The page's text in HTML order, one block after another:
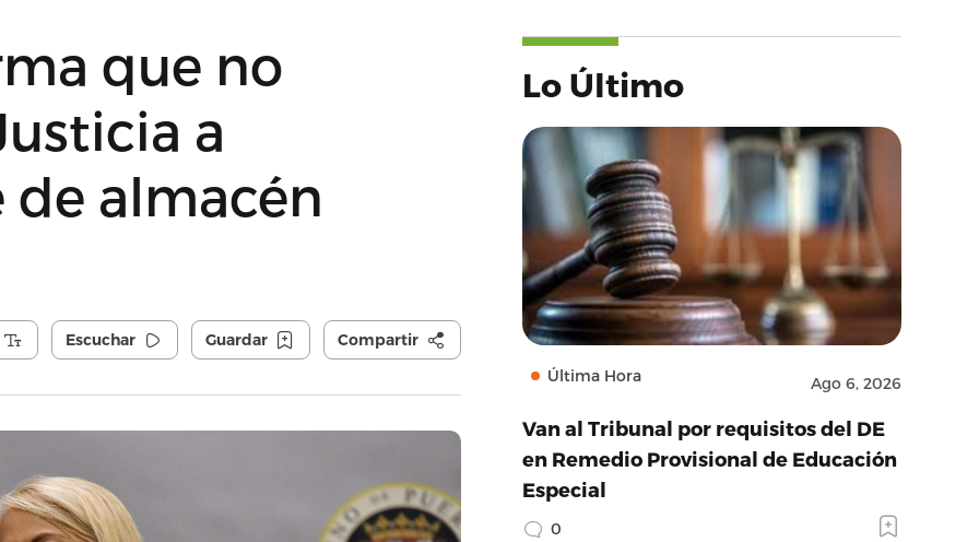
que no
a
almacén
Escuchar Guardar Compartir
Lo Último
Última Hora Ago 6, 2026
Van al Tribunal por requisitos del DE
en Remedio Provisional de Educación
Especial
0